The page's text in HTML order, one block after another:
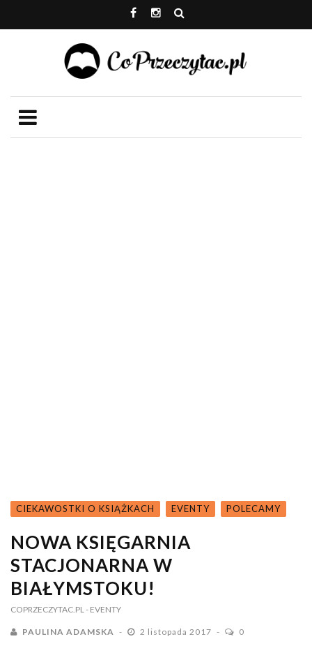
CIEKAWOSTKI O KSIĄŻKACH EVENTY POLECAMY
NOWA KSIĘGARNIA
STACJONARNA W
BIAŁYMSTOKU!
COPRZECZYTAC.PL - EVENTY
PAULINA ADAMSKA 2 listopada 2017 0